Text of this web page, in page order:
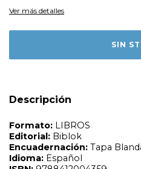
Ver más detalles
Descripción
Idioma:Español
N°Páginas:964